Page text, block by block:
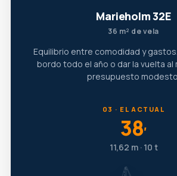
Marieholm 32E
36 m² de vela
Equilibrio entre comodidad y
bordo todo el año o dar la vuelta al
presupuesto
03 · EL ACTUAL
38′
11,62 m · 10 t